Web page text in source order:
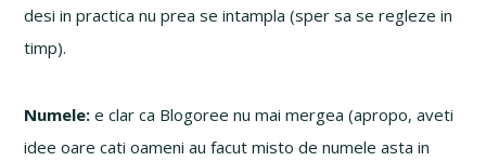
desi in practica nu prea se intampla (sper sa se regleze in
timp).
Numele: e clar ca Blogoree nu mai mergea (apropo, aveti
idee oare cati oameni au facut misto de numele asta in